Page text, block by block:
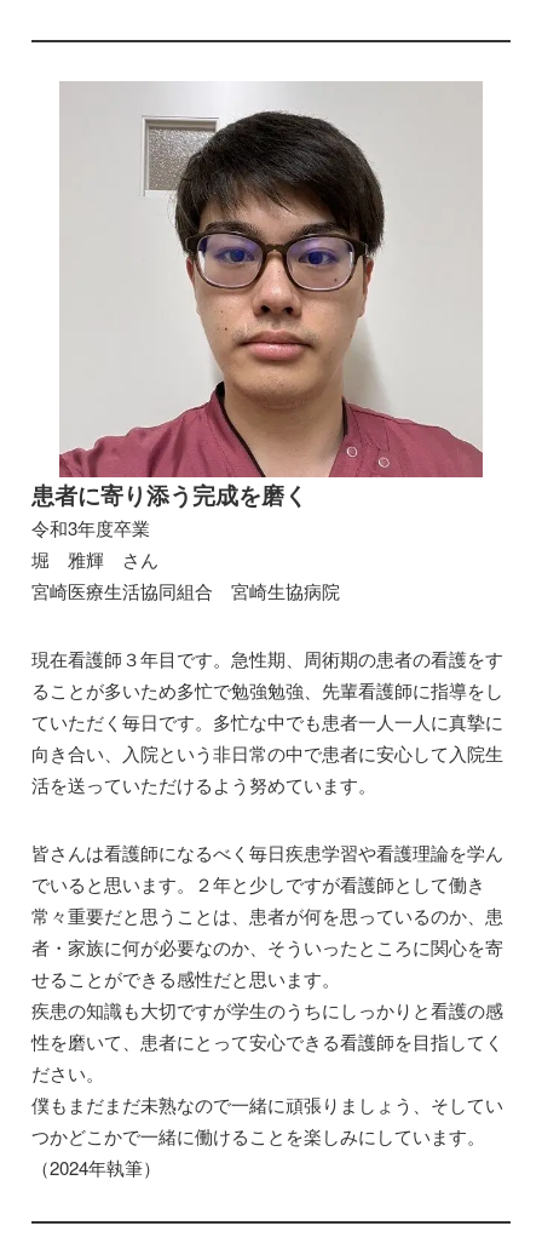
患者に寄り添う完成を磨く
令和3年度卒業
堀 雅輝 さん
宮崎医療生活協同組合 宮崎生協病院
現在看護師３年目です。急性期、周術期の患者の看護をす
ることが多いため多忙で勉強勉強、先輩看護師に指導をし
ていただく毎日です。多忙な中でも患者一人一人に真摯に
向き合い、入院という非日常の中で患者に安心して入院生
活を送っていただけるよう努めています。
皆さんは看護師になるべく毎日疾患学習や看護理論を学ん
でいると思います。２年と少しですが看護師として働き
常々重要だと思うことは、患者が何を思っているのか、患
者・家族に何が必要なのか、そういったところに関心を寄
せることができる感性だと思います。
疾患の知識も大切ですが学生のうちにしっかりと看護の感
性を磨いて、患者にとって安心できる看護師を目指してく
ださい。
僕もまだまだ未熟なので一緒に頑張りましょう、そしてい
つかどこかで一緒に働けることを楽しみにしています。
（2024年執筆）